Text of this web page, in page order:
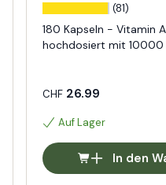
(81)
180 Kapseln - Vitamin
hochdosiert mit 10000
CHF26.99
Auf Lager
In den